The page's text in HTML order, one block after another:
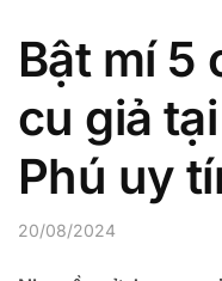
Bật mí 5
cu giả
Phú uy
20/08/2024